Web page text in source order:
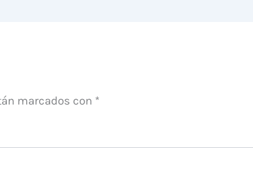
marcados con *